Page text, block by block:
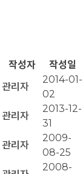
작성자
작성일
관리자
2014-01-
02
관리자
2013-12-
31
관리자
2009-
08-25
2008-